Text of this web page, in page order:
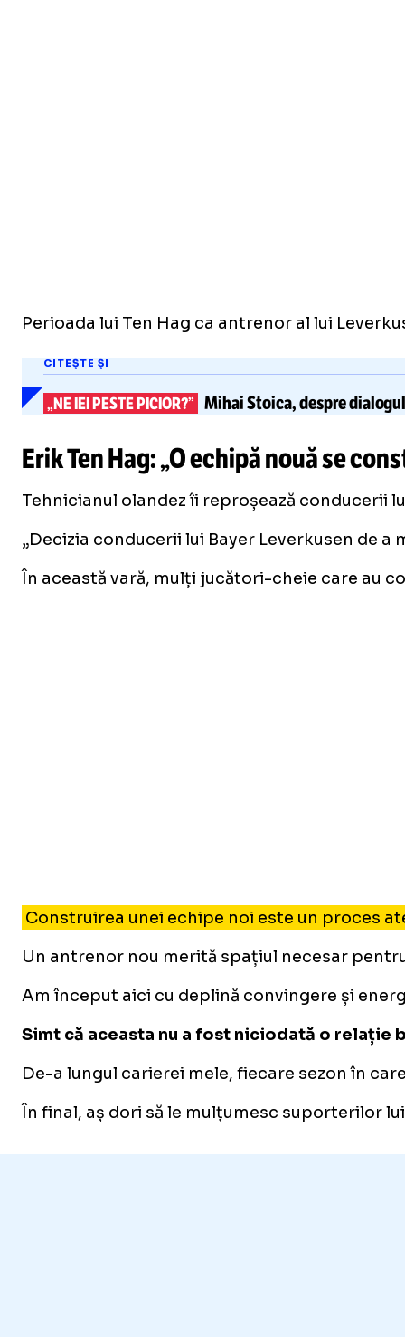
Perioada lui Ten Hag ca antrenor al lui
CITEȘTE ȘI
„NE IEI PESTE PICIOR?” Mihai Stoica, despre
Erik Ten Hag: „O echipă nouă se
Tehnicianul olandez îi reproșează conducerii
„Decizia conducerii lui Bayer Leverkusen de
În această vară, mulți jucători-cheie care au
Construirea unei echipe noi este un proces
Un antrenor nou merită spațiul necesar
Am început aici cu deplină convingere și
Simt că aceasta nu a fost niciodată o relație
De-a lungul carierei mele, fiecare sezon în
În final, aș dori să le mulțumesc suporterilor